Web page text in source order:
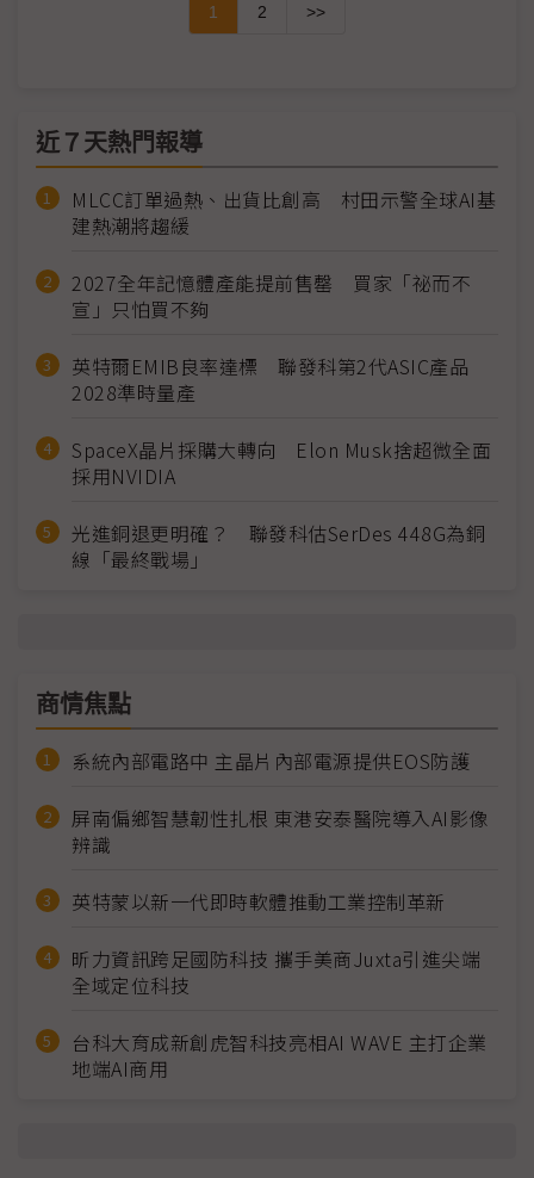
1 2 >>
近７天熱門報導
MLCC訂單過熱、出貨比創高 村田示警全球AI基
建熱潮將趨緩
2027全年記憶體產能提前售罄 買家「祕而不
宣」只怕買不夠
英特爾EMIB良率達標 聯發科第2代ASIC產品
2028準時量產
SpaceX晶片採購大轉向 Elon Musk捨超微全面
採用NVIDIA
光進銅退更明確？ 聯發科估SerDes 448G為銅
線「最終戰場」
商情焦點
系統內部電路中 主晶片內部電源提供EOS防護
屏南偏鄉智慧韌性扎根 東港安泰醫院導入AI影像
辨識
英特蒙以新一代即時軟體推動工業控制革新
昕力資訊跨足國防科技 攜手美商Juxta引進尖端
全域定位科技
台科大育成新創虎智科技亮相AI WAVE 主打企業
地端AI商用